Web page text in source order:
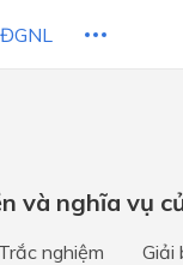
ĐGNL
và nghĩa vụ
Trắc nghiệm Giải